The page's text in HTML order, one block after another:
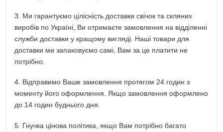
3. Ми гарантуємо цілісність доставки свічок та скляних
виробів по Україні, Ви отримаєте замовлення на відділенні
служби доставки у кращому вигляді. Наші товари для
доставки ми запаковуємо самі, Вам за це платити не
потрібно.
4. Відправимо Ваше замовлення протягом 24 годин з
моменту його оформлення. Якщо замовлення оформлено
до 14 годин буднього дня.
5. Гнучка цінова політика, якщо Вам потрібно багато